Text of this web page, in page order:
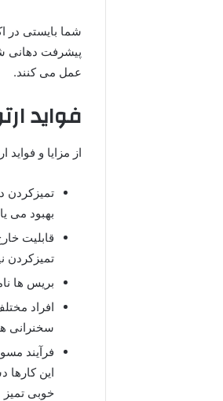
شما بایستی در
پیشرفت دهانی
عمل می ‌کنند.
فواید
از مزایا و
تمیزکردن
بهبود می
قابلیت
تمیزکردن
بریس ها
افراد
سخنرانی
فرآیند
این کارها
خوبی